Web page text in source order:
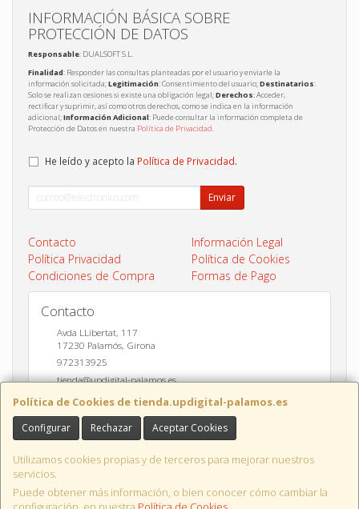
Política de Cookies de tienda.updigital-palamos.es
Configurar Rechazar Aceptar Cookies
Utilizamos cookies propias y de terceros para mejorar nuestros
servicios.
Puede obtener más información, o bien conocer cómo cambiar la
INFORMACIÓN BÁSICA SOBRE
PROTECCIÓN DE DATOS
Responsable: DUALSOFT S.L.
Finalidad: Responder las consultas planteadas por el usuario y enviarle la
información solicitada;Legitimación: Consentimiento del usuario;Destinatarios:
Solo se realizan cesiones si existe una obligación legal;Derechos: Acceder,
rectificar y suprimir, así como otros derechos, como se indica en la información
adicional;Información Adicional: Puede consultar la información completa de
Protección de Datos en nuestra Política de Privacidad.
He leído y acepto la Política de Privacidad.
Enviar
Contacto
Información Legal
Política Privacidad
Política de Cookies
Condiciones de Compra
Formas de Pago
Contacto
Avda LLibertat, 117
17230 Palamós, Girona
972313925
tienda@updigital-palamos.es
Horario